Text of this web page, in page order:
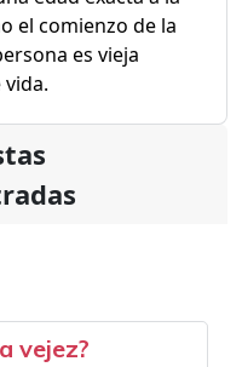
el comienzo de la
es vieja
vejez?